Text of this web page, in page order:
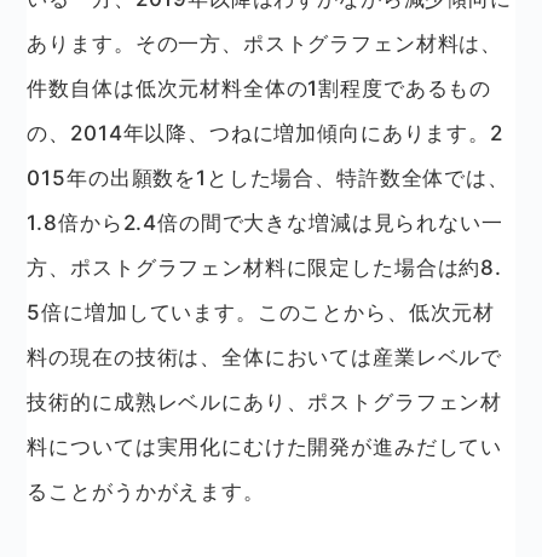
あります。その一方、ポストグラフェン材料は、
件数自体は低次元材料全体の1割程度であるもの
の、2014年以降、つねに増加傾向にあります。2
015年の出願数を1とした場合、特許数全体では、
1.8倍から2.4倍の間で大きな増減は見られない一
方、ポストグラフェン材料に限定した場合は約8.
5倍に増加しています。このことから、低次元材
料の現在の技術は、全体においては産業レベルで
技術的に成熟レベルにあり、ポストグラフェン材
料については実用化にむけた開発が進みだしてい
ることがうかがえます。